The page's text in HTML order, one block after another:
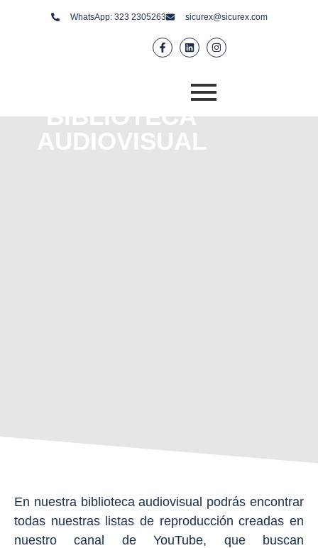
WhatsApp: 323 2305263 sicurex@sicurex.com
BIBLIOTECA
AUDIOVISUAL
En nuestra biblioteca audiovisual podrás encontrar
todas nuestras listas de reproducción creadas en
nuestro canal de YouTube, que buscan